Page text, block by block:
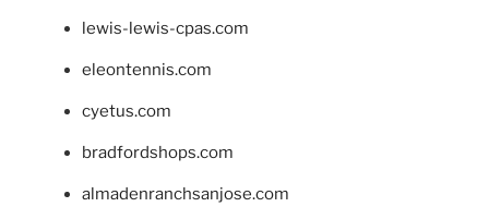
lewis-lewis-cpas.com
eleontennis.com
cyetus.com
bradfordshops.com
almadenranchsanjose.com